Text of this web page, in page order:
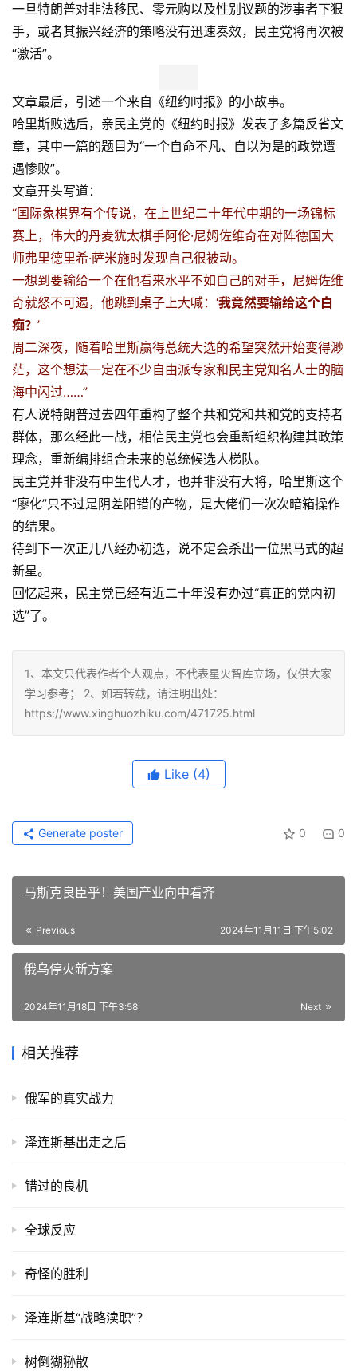
一旦特朗普对非法移民、零元购以及性别议题的涉事者下狠
手，或者其振兴经济的策略没有迅速奏效，民主党将再次被
“激活”。
文章最后，引述一个来自《纽约时报》的小故事。
哈里斯败选后，亲民主党的《纽约时报》发表了多篇反省文
章，其中一篇的题目为“一个自命不凡、自以为是的政党遭
遇惨败”。
文章开头写道：
“国际象棋界有个传说，在上世纪二十年代中期的一场锦标
赛上，伟大的丹麦犹太棋手阿伦·尼姆佐维奇在对阵德国大
师弗里德里希·萨米施时发现自己很被动。
一想到要输给一个在他看来水平不如自己的对手，尼姆佐维
奇就怒不可遏，他跳到桌子上大喊：‘我竟然要输给这个白
痴？ ’
周二深夜，随着哈里斯赢得总统大选的希望突然开始变得渺
茫，这个想法一定在不少自由派专家和民主党知名人士的脑
海中闪过……”
有人说特朗普过去四年重构了整个共和党和共和党的支持者
群体，那么经此一战，相信民主党也会重新组织构建其政策
理念，重新编排组合未来的总统候选人梯队。
民主党并非没有中生代人才，也并非没有大将，哈里斯这个
“廖化”只不过是阴差阳错的产物，是大佬们一次次暗箱操作
的结果。
待到下一次正儿八经办初选，说不定会杀出一位黑马式的超
新星。
回忆起来，民主党已经有近二十年没有办过“真正的党内初
选”了。
1、本文只代表作者个人观点，不代表星火智库立场，仅供大家
学习参考； 2、如若转载，请注明出处：
https://www.xinghuozhiku.com/471725.html
Like (4)
0 0
Generate poster
马斯克良臣乎！美国产业向中看齐
Previous 2024年11月11日 下午5:02
俄乌停火新方案
Next
2024年11月18日 下午3:58
相关推荐
俄军的真实战力
泽连斯基出走之后
错过的良机
全球反应
奇怪的胜利
泽连斯基“战略渎职”？
树倒猢狲散